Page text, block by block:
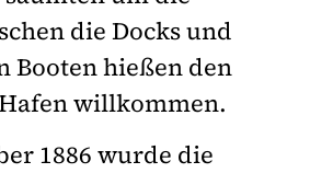
die Docks und
Booten hießen den
willkommen.
1886 wurde die